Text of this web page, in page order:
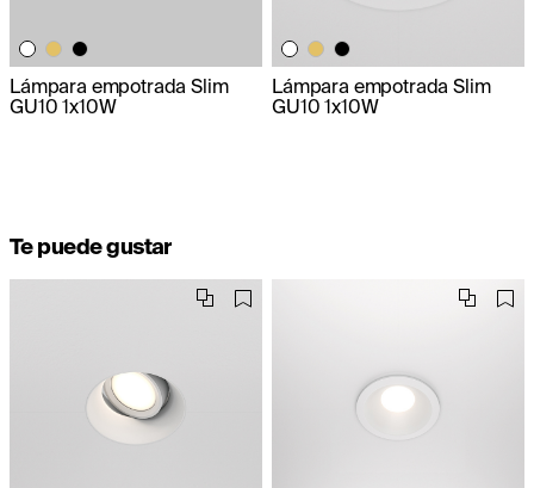
Lámpara empotrada Slim
GU10 1x10W
Lámpara empotrada Slim
GU10 1x10W
Te puede gustar